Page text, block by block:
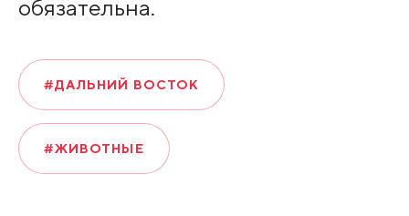
обязательна.
#ДАЛЬНИЙ ВОСТОК
#ЖИВОТНЫЕ